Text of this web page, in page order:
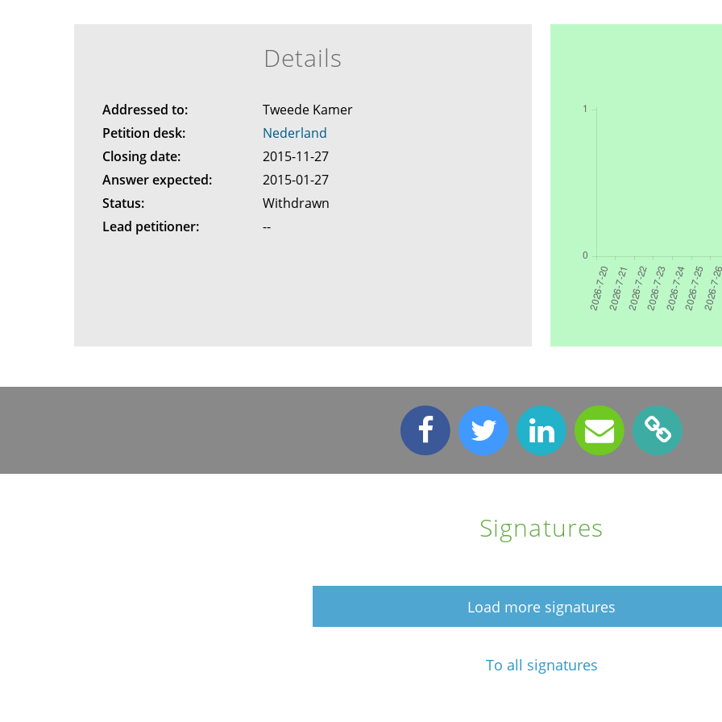
Details
Addressed to:
Tweede Kamer
Petition desk:
Nederland
Closing date:
2015-11-27
Answer expected:
2015-01-27
Status:
Withdrawn
Lead petitioner:
--
Signatures
Load more signatures
To all signatures